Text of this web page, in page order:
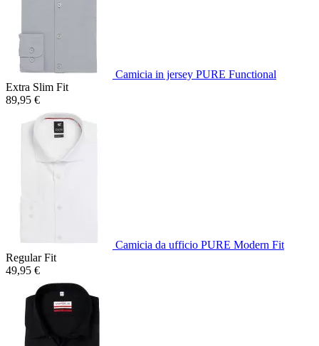
Camicia in jersey PURE Functional
Extra Slim Fit
89,95 €
Camicia da ufficio PURE Modern Fit
Regular Fit
49,95 €